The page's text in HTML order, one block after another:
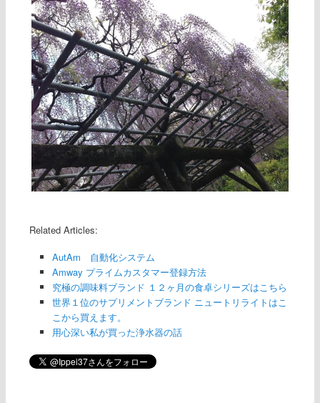
Related Articles:
AutAm 自動化システム
Amway プライムカスタマー登録方法
究極の調味料ブランド １２ヶ月の食卓シリーズはこちら
世界１位のサプリメントブランド ニュートリライトはこ
こから買えます。
用心深い私が買った浄水器の話